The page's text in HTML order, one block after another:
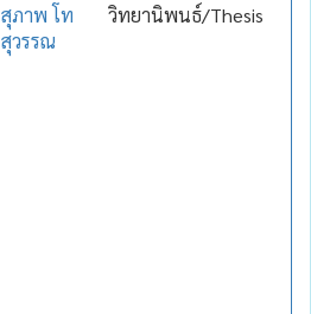
สุภาพ โท
สุวรรณ
วิทยานิพนธ์/Thesis